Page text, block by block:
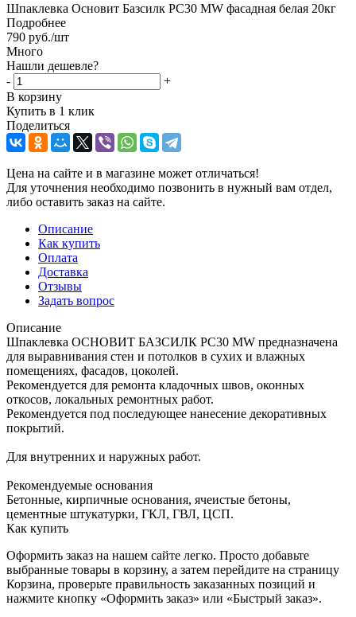
Шпаклевка Основит Базсилк PC30 MW фасадная белая 20кг
Подробнее
790 руб./шт
Много
Нашли дешевле?
-
+
В корзину
Купить в 1 клик
Поделиться
Цена на сайте и в магазине может отличаться!
Для уточнения необходимо позвонить в нужный вам отдел,
либо оставить заказ на сайте.
Описание
Как купить
Оплата
Доставка
Отзывы
Задать вопрос
Описание
Шпаклевка ОСНОВИТ БАЗСИЛК PC30 MW предназначена
для выравнивания стен и потолков в сухих и влажных
помещениях, фасадов, цоколей.
Рекомендуется для ремонта кладочных швов, оконных
откосов, локальных ремонтных работ.
Рекомендуется под последующее нанесение декоративных
покрытий.
Для внутренних и наружных работ.
Рекомендуемые основания
Бетонные, кирпичные основания, ячеистые бетоны,
цементные штукатурки, ГКЛ, ГВЛ, ЦСП.
Как купить
Оформить заказ на нашем сайте легко. Просто добавьте
выбранные товары в корзину, а затем перейдите на страницу
Корзина, проверьте правильность заказанных позиций и
нажмите кнопку «Оформить заказ» или «Быстрый заказ».